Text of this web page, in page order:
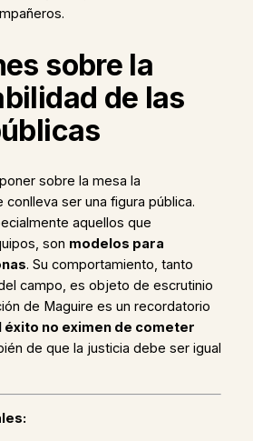
sobre la
de las
sobre la mesa la
ser una figura pública.
aquellos que
son modelos para
. Su comportamiento, tanto
campo, es objeto de escrutinio
de Maguire es un recordatorio
éxito no eximen de cometer
de que la justicia debe ser igual